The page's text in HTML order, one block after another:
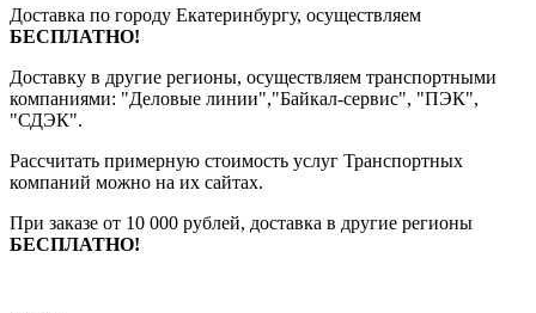
Доставка по городу Екатеринбургу, осуществляем
БЕСПЛАТНО!
Доставку в другие регионы, осуществляем транспортными
компаниями: "Деловые линии","Байкал-сервис", "ПЭК",
"СДЭК".
Рассчитать примерную стоимость услуг Транспортных
компаний можно на их сайтах.
При заказе от 10 000 рублей, доставка в другие регионы
БЕСПЛАТНО!